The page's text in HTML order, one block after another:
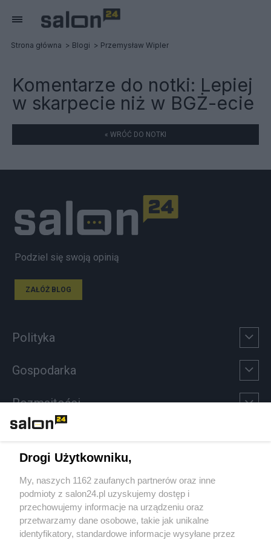
Strona główna Blogi Przemysław Wipler
Komentarze do notki: Lepiej
w skarpecie niż w BGŻ-ecie
« WRÓĆ DO NOTKI
Podziel się swoją opinią
ZAŁÓŻ BLOG
Polityka
Gospodarka
Rozmaitości
Sport
Społeczeństwo
Kultura
Drogi Użytkowniku,
My, naszych 1162 zaufanych partnerów oraz inne
podmioty z salon24.pl uzyskujemy dostęp i
przechowujemy informacje na urządzeniu oraz
przetwarzamy dane osobowe, takie jak unikalne
identyfikatory, standardowe informacje wysyłane przez